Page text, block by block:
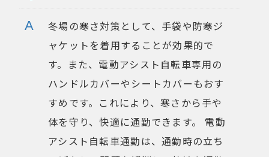
冬場の寒さ対策として、手袋や防寒ジ
ャケットを着用することが効果的で
す。また、電動アシスト自転車専用の
ハンドルカバーやシートカバーもおす
すめです。これにより、寒さから手や
体を守り、快適に通勤できます。 電動
アシスト自転車通勤は、通勤時の立ち